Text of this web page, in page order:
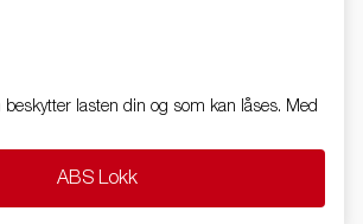
lasten din og som kan låses. Med
ABS Lokk